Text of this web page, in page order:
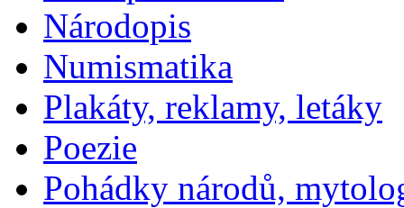
Národopis
Numismatika
Plakáty, reklamy, letáky
Poezie
Pohádky národů,